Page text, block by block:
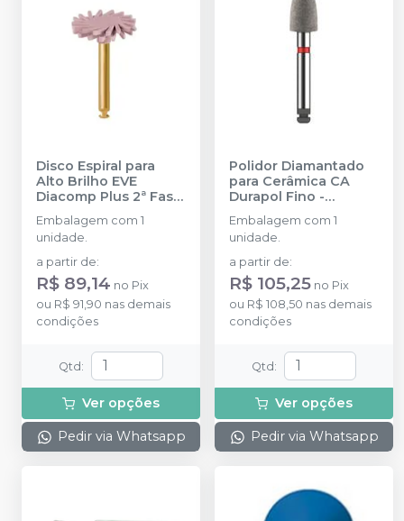
Disco Espiral para
Alto Brilho EVE
Diacomp Plus 2ª Fase
Média - Rosa
ODONTOMEGA
Embalagem com 1
unidade.
a partir de:
R$ 89,14 no Pix
ou R$ 91,90 nas demais
condições
Qtd:
Ver opções
Pedir via Whatsapp
Polidor Diamantado
para Cerâmica CA
Durapol Fino -
AMERICAN BURRS
Embalagem com 1
unidade.
a partir de:
R$ 105,25 no Pix
ou R$ 108,50 nas demais
condições
Qtd:
Ver opções
Pedir via Whatsapp